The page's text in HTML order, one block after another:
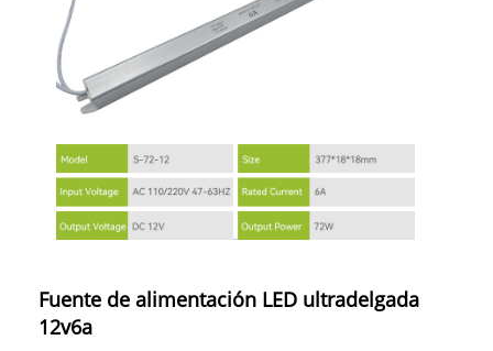
Fuente de alimentación LED ultradelgada
12v6a